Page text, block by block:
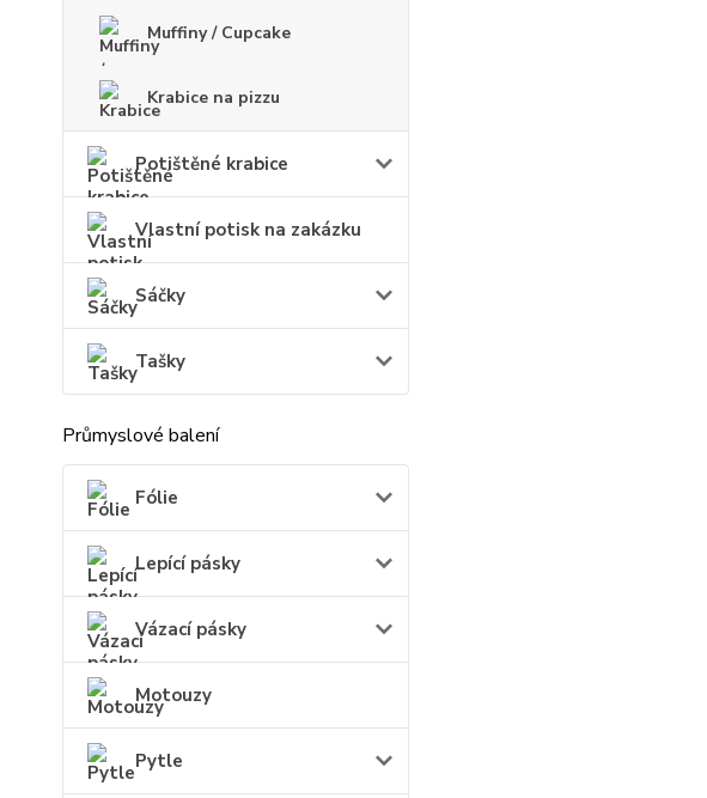
Muffiny / Cupcake
Krabice na pizzu
Potištěné krabice
Vlastní potisk na zakázku
Sáčky
Tašky
Průmyslové balení
Fólie
Lepící pásky
Vázací pásky
Motouzy
Pytle